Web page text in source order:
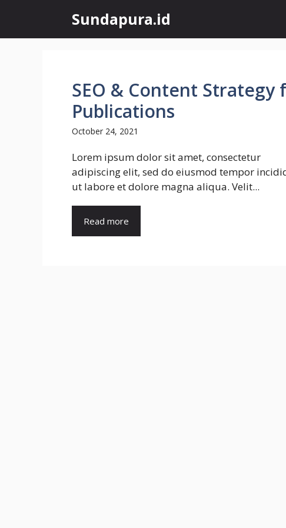
content
Sundapura.id
SEO & Content Strategy
Publications
October 24, 2021
Lorem ipsum dolor sit amet, consectetur
adipiscing elit, sed do eiusmod tempor
ut labore et dolore magna aliqua. Velit...
Read more